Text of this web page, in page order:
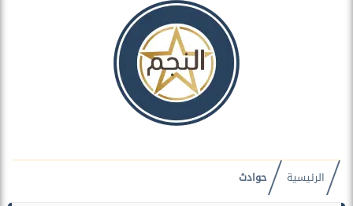
الرئيسية حوادث